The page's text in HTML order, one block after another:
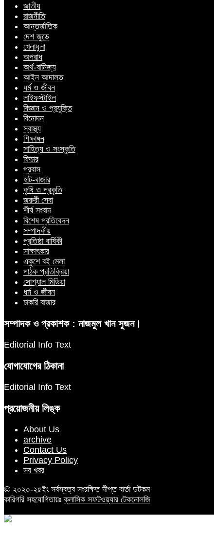
জাতীয়
রাজনীতি
আন্তর্জাতিক
দেশ জুড়ে
খেলাধুলা
অপরাধ
অর্থ-বানিজ্য
আইন আদালত
ধর্ম ও জীবন
লাইফস্টাইল
বিজ্ঞান ও প্রযুক্তি
বিনোদন
স্বাস্থ্য
শিক্ষাঙ্গন
সাহিত্য ও সংস্কৃতি
ফিচার
প্রবাস
হাট-বাজার
কৃষি ও প্রকৃতি
জরুরী সেবা
শীর্ষ সংবাদ
বিশেষ প্রতিবেদন
সম্পাদকীয়
প্রতিষ্ঠা বার্ষিকী
সাক্ষাৎকার
একুশে বই মেলা
পাঠক প্রতিক্রিয়া
সোশ্যাল মিডিয়া
ধর্ম ও জীবন
চাকরি বাজার
সম্পাদক ও প্রকাশক : নাজমুল খান সুজন।
Editorial Info Text
যোগাযোগের ঠিকানা
Editorial Info Text
প্রয়োজনীয় লিঙ্ক
About Us
archive
Contact Us
Privacy Policy
সব খবর
© ২০২০-২৫ইং সর্বস্বত্ব সংরক্ষিত দীপ্ত বার্তা ডটকম
কারিগরি সহযোগিতায়ঃক্লাসিক সফটওয়্যার টেকনোলজি